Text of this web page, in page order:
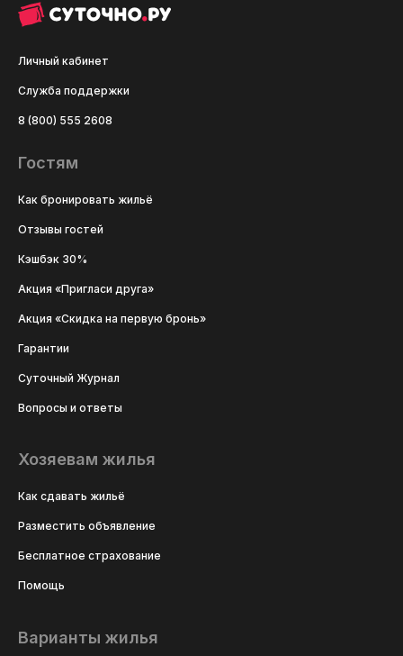
Личный кабинет
Служба поддержки
8 (800) 555 2608
Гостям
Как бронировать жильё
Отзывы гостей
Кэшбэк 30%
Акция «Пригласи друга»
Акция «Скидка на первую бронь»
Гарантии
Суточный Журнал
Вопросы и ответы
Хозяевам жилья
Как сдавать жильё
Разместить объявление
Бесплатное страхование
Помощь
Варианты жилья